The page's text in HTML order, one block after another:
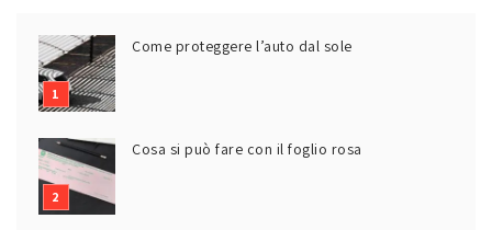
Come proteggere l’auto dal sole
Cosa si può fare con il foglio rosa